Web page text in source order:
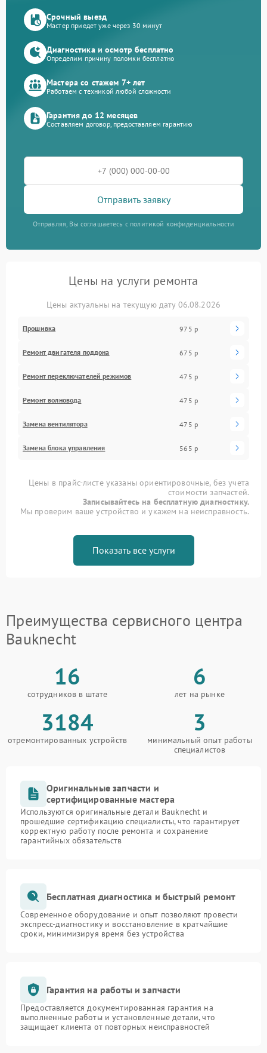
Срочный выезд
Мастер приедет уже через 30 минут
Диагностика и осмотр бесплатно
Определим причину поломки бесплатно
Мастера со стажем 7+ лет
Работаем с техникой любой сложности
Гарантия до 12 месяцев
Составляем договор, предоставляем гарантию
Отправить заявку
Отправляя, Вы соглашаетесь с политикой конфиденциальности
Цены на услуги ремонта
Цены актуальны на текущую дату 06.08.2026
Прошивка 975 р
Ремонт двигателя поддона 675 р
Ремонт переключателей режимов 475 р
Ремонт волновода 475 р
Замена вентилятора 475 р
Замена блока управления 565 р
Цены в прайс-листе указаны ориентировочные, без учета
стоимости запчастей.
Записывайтесь на бесплатную диагностику.
Мы проверим ваше устройство и укажем на неисправность.
Показать все услуги
Преимущества сервисного центра
Bauknecht
16
сотрудников в штате
6
лет на рынке
3184
отремонтированных устройств
3
минимальный опыт работы
специалистов
Оригинальные запчасти и
сертифицированные мастера
Используются оригинальные детали Bauknecht и
прошедшие сертификацию специалисты, что гарантирует
корректную работу после ремонта и сохранение
гарантийных обязательств
Бесплатная диагностика и быстрый ремонт
Современное оборудование и опыт позволяют провести
экспресс-диагностику и восстановление в кратчайшие
сроки, минимизируя время без устройства
Гарантия на работы и запчасти
Предоставляется документированная гарантия на
выполненные работы и установленные детали, что
защищает клиента от повторных неисправностей